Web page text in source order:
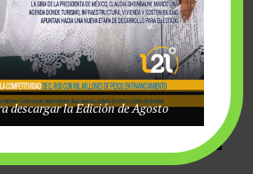
descargar la Edición de Agosto